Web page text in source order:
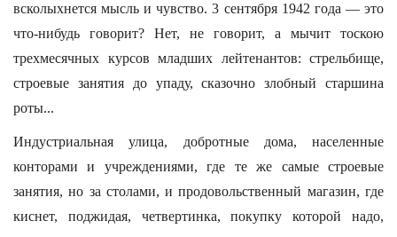
всколыхнется мысль и чувство. 3 сентября 1942 года — это
что-нибудь говорит? Нет, не говорит, а мычит тоскою
трехмесячных курсов младших лейтенантов: стрельбище,
строевые занятия до упаду, сказочно злобный старшина
роты...
Индустриальная улица, добротные дома, населенные
конторами и учреждениями, где те же самые строевые
занятия, но за столами, и продовольственный магазин, где
киснет, поджидая, четвертинка, покупку которой надо,